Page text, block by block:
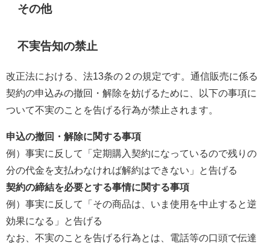
その他
不実告知の禁止
改正法における、法13条の２の規定です。通信販売に係る
契約の申込みの撤回・解除を妨げるために、以下の事項に
ついて不実のことを告げる行為が禁止されます。
申込の撤回・解除に関する事項
例）事実に反して「定期購入契約になっているので残りの
分の代金を支払わなければ解約はできない」と告げる
契約の締結を必要とする事情に関する事項
例）事実に反して「その商品は、いま使用を中止すると逆
効果になる」と告げる
なお、不実のことを告げる行為とは、電話等の口頭で伝達